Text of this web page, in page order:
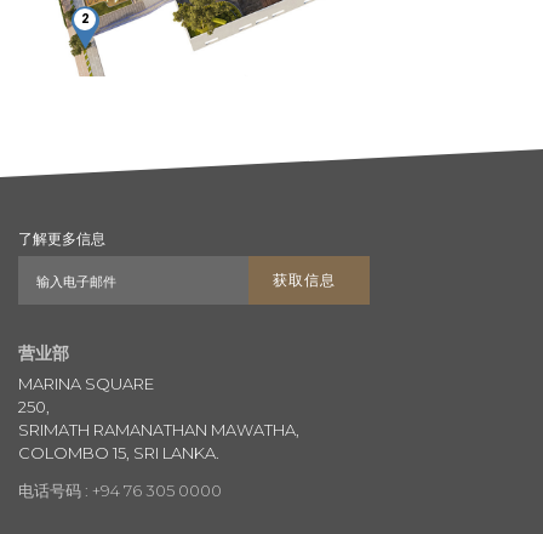
2
营业部
MARINA SQUARE
250,
SRIMATH RAMANATHAN MAWATHA,
COLOMBO 15, SRI LANKA.
电话号码 : +94 76 305 0000
了解更多信息
获取信息